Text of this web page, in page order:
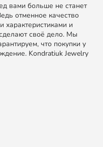
вами больше не станет
отменное качество
характеристиками и
своё дело. Мы
что покупки у
Kondratiuk Jewelry